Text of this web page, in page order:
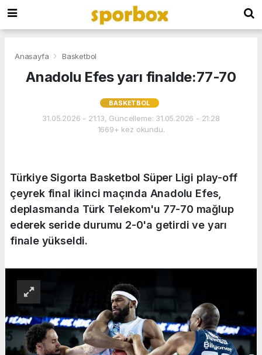
Anasayfa Basketbol
Anadolu Efes yarı finalde:77-70
BASKETBOL
31.05.2026 - 21:13, Güncelleme: 31.05.2026 - 21:28
1669+ kez okundu.
Türkiye Sigorta Basketbol Süper Ligi play-off
çeyrek final ikinci maçında Anadolu Efes,
deplasmanda Türk Telekom'u 77-70 mağlup
ederek seride durumu 2-0'a getirdi ve yarı
finale yükseldi.